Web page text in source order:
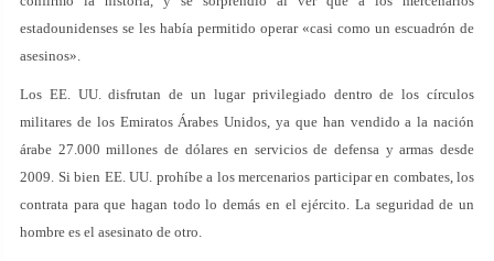
estadounidenses se les había permitido operar «casi como un escuadrón de
asesinos».
Los EE. UU. disfrutan de un lugar privilegiado dentro de los círculos
militares de los Emiratos Árabes Unidos, ya que han vendido a la nación
árabe 27.000 millones de dólares en servicios de defensa y armas desde
2009. Si bien EE. UU. prohíbe a los mercenarios participar en combates, los
contrata para que hagan todo lo demás en el ejército. La seguridad de un
hombre es el asesinato de otro.